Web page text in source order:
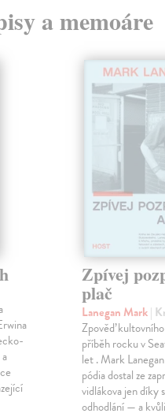
a memoáre
Zpívej
plač
Lanegan Mark|
Zpověď
příběh rocku v
let . Mark
pódia dostal ze
vidlákova jen díky
odhodlání — a